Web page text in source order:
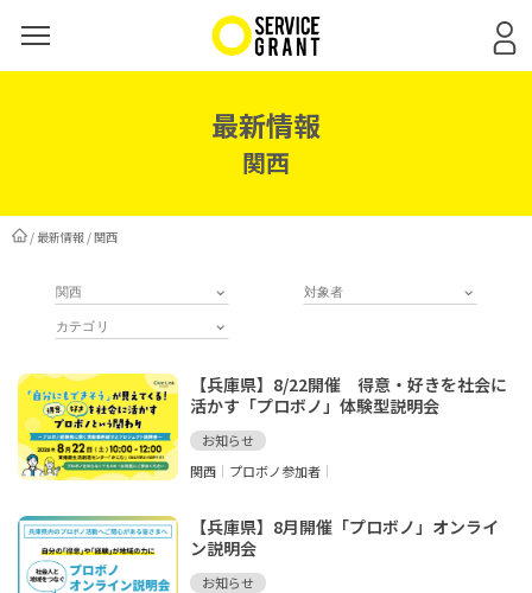
最新情報
関西
/最新情報 / 関西
【兵庫県】8/22開催 得意・好きを社会に
活かす「プロボノ」体験型説明会
お知らせ
関西
プロボノ参加者
【兵庫県】8月開催「プロボノ」オンライ
ン説明会
お知らせ